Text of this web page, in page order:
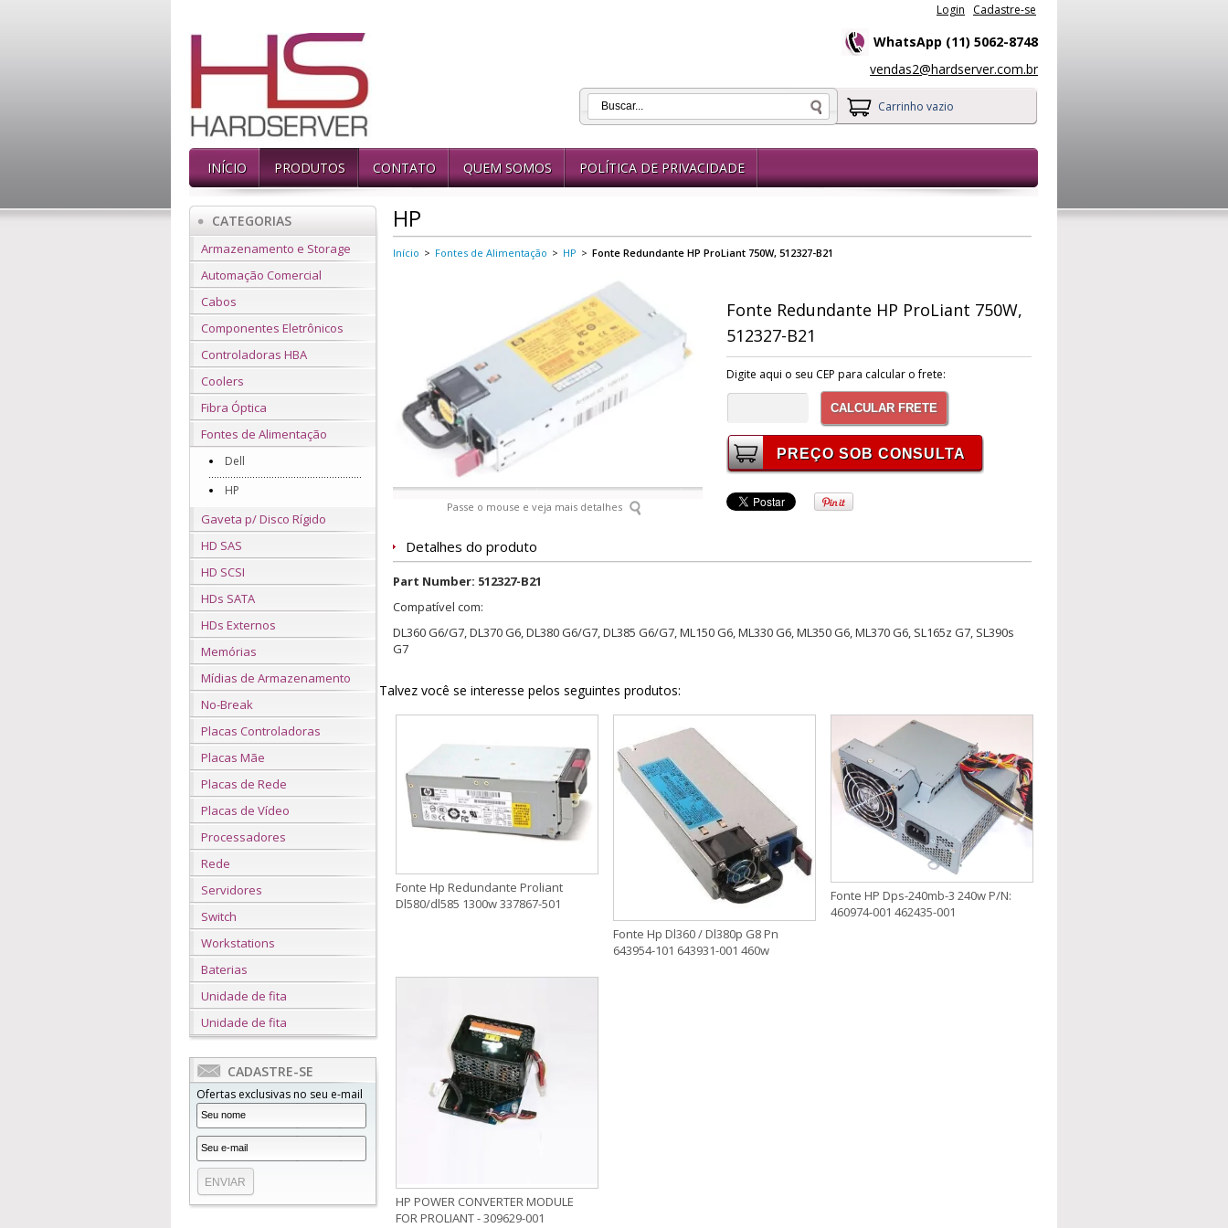
Login Cadastre-se
WhatsApp (11) 5062-8748
vendas2@hardserver.com.br
Carrinho vazio
INÍCIO PRODUTOS CONTATO QUEM SOMOS POLÍTICA DE PRIVACIDADE
CATEGORIAS
Armazenamento e Storage
Automação Comercial
Cabos
Componentes Eletrônicos
Controladoras HBA
Coolers
Fibra Óptica
Fontes de Alimentação
Dell
HP
Gaveta p/ Disco Rígido
HD SAS
HD SCSI
HDs SATA
HDs Externos
Memórias
Mídias de Armazenamento
No-Break
Placas Controladoras
Placas Mãe
Placas de Rede
Placas de Vídeo
Processadores
Rede
Servidores
Switch
Workstations
Baterias
Unidade de fita
Unidade de fita
CADASTRE-SE
Ofertas exclusivas no seu e-mail
HP
Início > Fontes de Alimentação > HP > Fonte Redundante HP ProLiant 750W, 512327-B21
Passe o mouse e veja mais detalhes
Fonte Redundante HP ProLiant 750W,
512327-B21
Digite aqui o seu CEP para calcular o frete:
CALCULAR FRETE
Detalhes do produto
Part Number: 512327-B21
Compatível com:
DL360 G6/G7, DL370 G6, DL380 G6/G7, DL385 G6/G7, ML150 G6, ML330 G6, ML350 G6, ML370 G6, SL165z G7, SL390s
G7
Talvez você se interesse pelos seguintes produtos:
Fonte Hp Redundante Proliant
Dl580/dl585 1300w 337867-501
Fonte Hp Dl360 / Dl380p G8 Pn
643954-101 643931-001 460w
Fonte HP Dps-240mb-3 240w P/N:
460974-001 462435-001
HP POWER CONVERTER MODULE
FOR PROLIANT - 309629-001